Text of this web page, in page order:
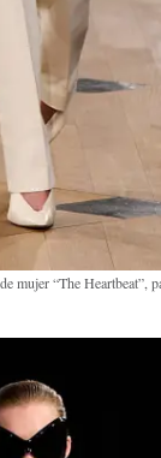
mujer “The Heartbeat”,